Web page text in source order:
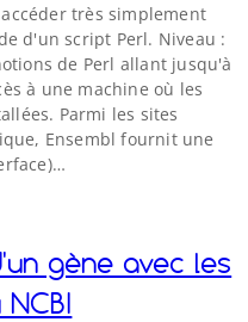
très simplement
d'un script Perl. Niveau :
de Perl allant jusqu'à
à une machine où les
Parmi les sites
Ensembl fournit une
gène avec les